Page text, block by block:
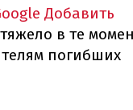
Добавить
в те
погибших